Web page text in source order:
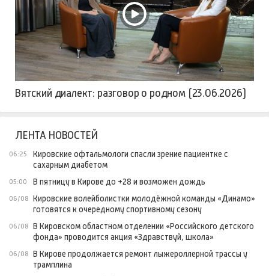
Вятский диалект: разговор о родном (23.06.2026)
ЛЕНТА НОВОСТЕЙ
06:25
Кировские офтальмологи спасли зрение пациентке с
сахарным диабетом
05:00 В пятницу в Кирове до +28 и возможен дождь
06/08 Кировские волейболистки молодёжной команды «Динамо»
готовятся к очередному спортивному сезону
06/08 В Кировском областном отделении «Российского детского
фонда» проводится акция «Здравствуй, школа»
06/08 В Кирове продолжается ремонт лыжероллерной трассы у
трамплина